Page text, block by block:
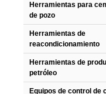
Herramientas para
de pozo
Herramientas de
reacondicionamiento
Herramientas de
petróleo
Equipos de control de